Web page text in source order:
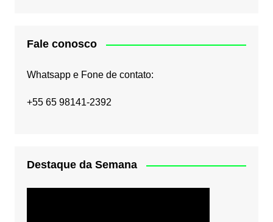
Fale conosco
Whatsapp e Fone de contato:
+55 65 98141-2392
Destaque da Semana